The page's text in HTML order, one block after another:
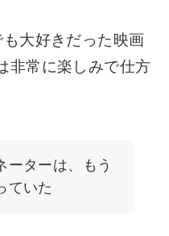
大好きだった映画
非常に楽しみで仕方
ーターは、もう
ていた